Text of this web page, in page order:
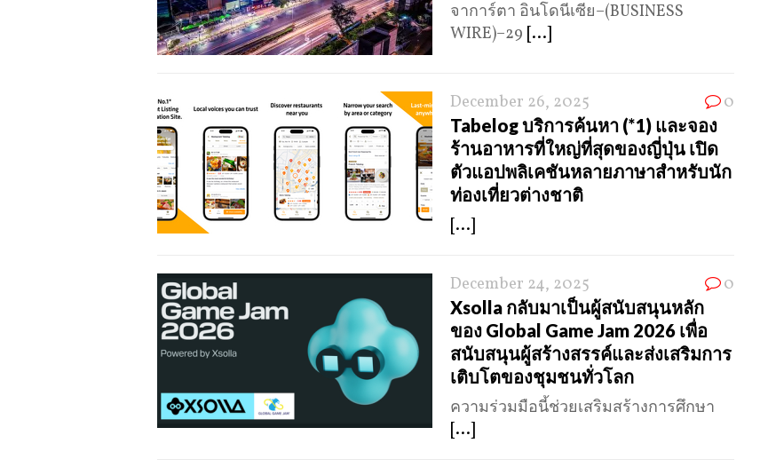
จาการ์ตา อินโดนีเซีย–(BUSINESS
WIRE)–29 [...]
December 26, 2025 0
Tabelog บริการค้นหา (*1) และจอง
ร้านอาหารที่ใหญ่ที่สุดของญี่ปุ่น เปิด
ตัวแอปพลิเคชันหลายภาษาสำหรับนัก
ท่องเที่ยวต่างชาติ
[...]
December 24, 2025 0
Xsolla กลับมาเป็นผู้สนับสนุนหลัก
ของ Global Game Jam 2026 เพื่อ
สนับสนุนผู้สร้างสรรค์และส่งเสริมการ
เติบโตของชุมชนทั่วโลก
ความร่วมมือนี้ช่วยเสริมสร้างการศึกษา
[...]